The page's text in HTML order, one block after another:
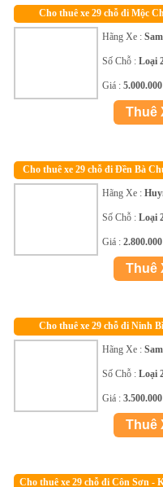
Cho thuê xe 29 chỗ đi Mộc
Hãng Xe :
Số Chỗ : Loại
Giá :
Cho thuê xe 29 chỗ đi Đền Bà
Hãng Xe :
Số Chỗ : Loại
Giá :
Cho thuê xe 29 chỗ đi Ninh
Hãng Xe :
Số Chỗ : Loại
Giá :
Cho thuê xe 29 chỗ đi Côn Sơn -